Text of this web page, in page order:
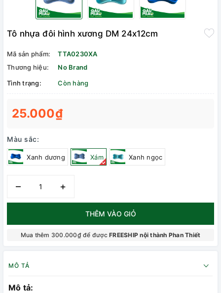
Tô nhựa đôi hình xương DM 24x12cm
Mã sản phẩm:
TTA0230XA
Thương hiệu:
No Brand
Tình trạng:
Còn hàng
25.000₫
Màu sắc:
Xanh dương Xám Xanh ngọc
– +
THÊM VÀO GIỎ
Mua thêm 300.000₫ để đượcFREESHIP nội thành Phan Thiết
MÔ TẢ
Mô tả: